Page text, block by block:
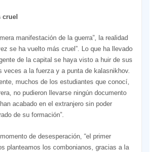
cruel
manifestación de la guerra”, la realidad
se ha vuelto más cruel”. Lo que ha llevado
de la capital se haya visto a huir de sus
veces a la fuerza y a punta de kalasnikhov.
muchos de los estudiantes que conocí,
no pudieron llevarse ningún documento
acabado en el extranjero sin poder
de su formación”.
de desesperación, “el primer
planteamos los combonianos, gracias a la